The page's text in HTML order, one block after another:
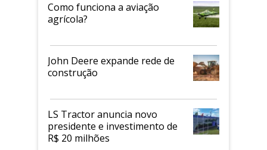
Como funciona a aviação
agrícola?
John Deere expande rede de
construção
LS Tractor anuncia novo
presidente e investimento de
R$ 20 milhões